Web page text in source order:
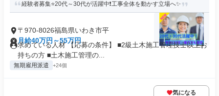
経験者募集⭐20代～30代が活躍中❗工事全体を動かす立場へ✨
〒970-8026福島県いわき市平
月給40万円～55万円
求めている人材 【応募の条件】 ■2級土木施工管理技士以上お
持ちの方 ■土木施工管理の...
無期雇用派遣 +24個
気になる